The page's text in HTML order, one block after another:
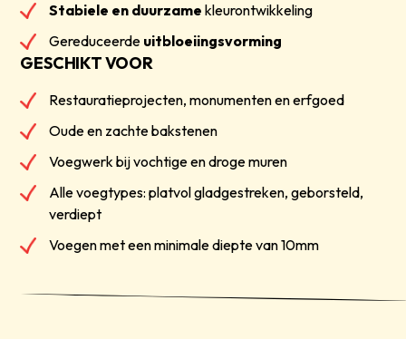
Stabiele en duurzamekleurontwikkeling
Gereduceerde uitbloeiingsvorming
GESCHIKT VOOR
Restauratieprojecten, monumenten en erfgoed
Oude en zachte bakstenen
Voegwerk bij vochtige en droge muren
Alle voegtypes: platvol gladgestreken, geborsteld,
verdiept
Voegen met een minimale diepte van 10mm